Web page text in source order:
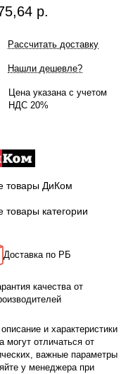
р.
Рассчитать доставку
Нашли дешевле?
Цена указана с учетом
НДС 20%
товары ДиКом
товары категории
Доставка по РБ
качества от
и характеристики
могут отличаться от
важные параметры
у менеджера при